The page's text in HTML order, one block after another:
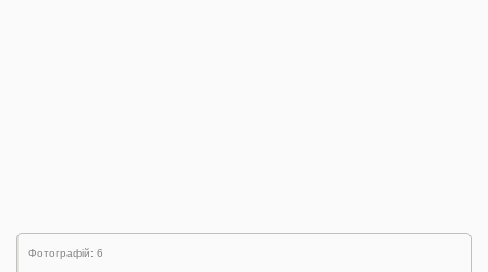
Фотографій: 6